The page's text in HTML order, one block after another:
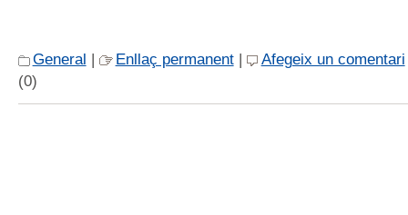
General | Enllaç permanent| Afegeix un comentari
(0)